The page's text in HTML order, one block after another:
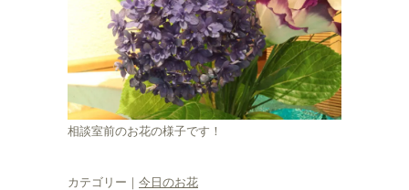
相談室前のお花の様子です！
カテゴリー｜ 今日のお花